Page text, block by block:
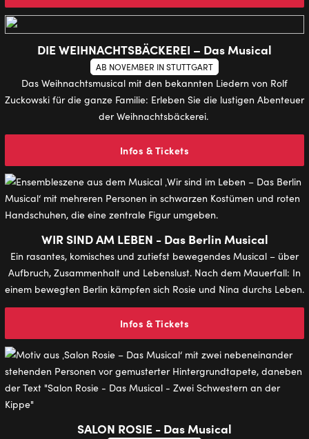
DIE WEIHNACHTSBÄCKEREI – Das Musical
AB NOVEMBER IN STUTTGART
Das Weihnachtsmusical mit den bekannten Liedern von Rolf
Zuckowski für die ganze Familie: Erleben Sie die lustigen Abenteuer
der Weihnachtsbäckerei.
Infos & Tickets
WIR SIND AM LEBEN - Das Berlin Musical
Ein rasantes, komisches und zutiefst bewegendes Musical – über
Aufbruch, Zusammenhalt und Lebenslust. Nach dem Mauerfall: In
einem bewegten Berlin kämpfen sich Rosie und Nina durchs Leben.
Infos & Tickets
SALON ROSIE - Das Musical